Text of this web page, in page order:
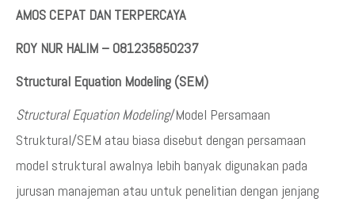
AMOS CEPAT DAN TERPERCAYA
ROY NUR HALIM – 081235850237
Structural Equation Modeling (SEM)
Structural Equation Modeling/Model Persamaan
Struktural/SEM atau biasa disebut dengan persamaan
model struktural awalnya lebih banyak digunakan pada
jurusan manajeman atau untuk penelitian dengan jenjang